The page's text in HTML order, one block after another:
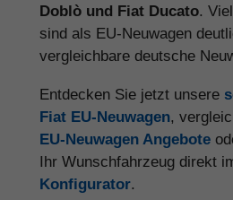
Doblò und Fiat Ducato.
sind als EU-Neuwagen
vergleichbare deutsche
Entdecken Sie jetzt unsere
Fiat EU-Neuwagen,
EU-Neuwagen Angebote
Ihr Wunschfahrzeug direkt
Konfigurator.